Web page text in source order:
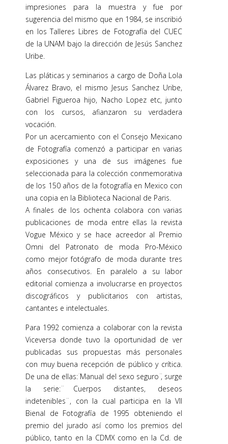
impresiones para la muestra y fue por
sugerencia del mismo que en 1984, se inscribió
en los Talleres Libres de Fotografía del CUEC
de la UNAM bajo la dirección de Jesús Sanchez
Uribe.
Las pláticas y seminarios a cargo de Doña Lola
Álvarez Bravo, el mismo Jesus Sanchez Uribe,
Gabriel Figueroa hijo, Nacho Lopez etc, junto
con los cursos, afianzaron su verdadera
vocación.
Por un acercamiento con el Consejo Mexicano
de Fotografía comenzó a participar en varias
exposiciones y una de sus imágenes fue
seleccionada para la colección conmemorativa
de los 150 años de la fotografía en Mexico con
una copia en la Biblioteca Nacional de Paris.
A finales de los ochenta colabora con varias
publicaciones de moda entre ellas la revista
Vogue México y se hace acreedor al Premio
Omni del Patronato de moda Pro-México
como mejor fotógrafo de moda durante tres
años consecutivos. En paralelo a su labor
editorial comienza a involucrarse en proyectos
discográficos y publicitarios con artistas,
cantantes e intelectuales.
Para 1992 comienza a colaborar con la revista
Viceversa donde tuvo la oportunidad de ver
publicadas sus propuestas más personales
con muy buena recepción de público y crítica.
De una de ellas: ̈Manual del sexo seguro ̈, surge
la serie: ̈Cuerpos distantes, deseos
indetenibles ̈, con la cual participa en la VII
Bienal de Fotografía de 1995 obteniendo el
premio del jurado así como los premios del
público, tanto en la CDMX como en la Cd. de